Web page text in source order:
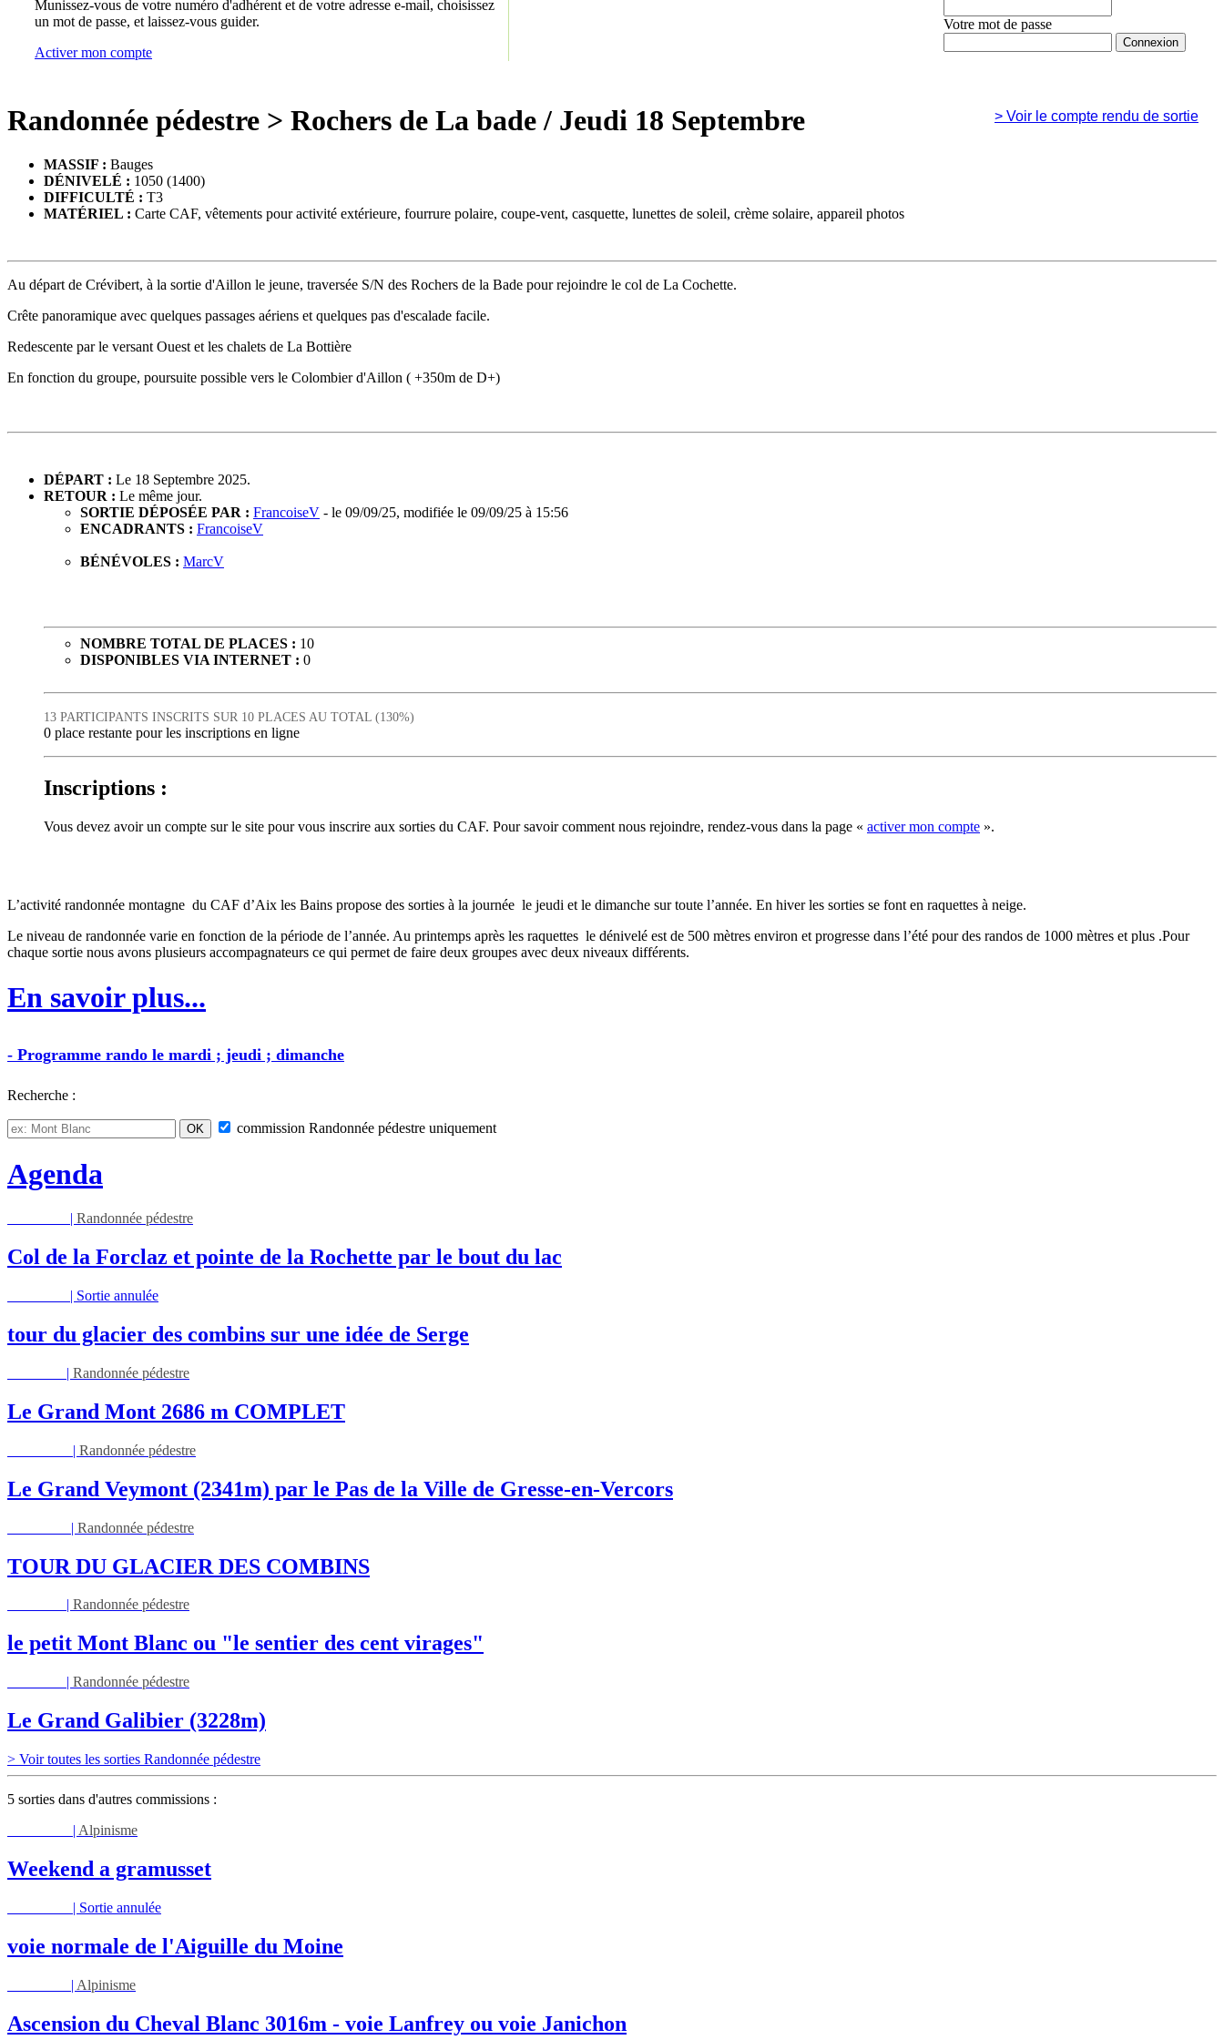
Munissez-vous de votre numéro d'adhérent et de votre adresse e-mail, choisissez
un mot de passe, et laissez-vous guider.
Activer mon compte
Votre mot de passe
> Voir le compte rendu de sortie
Randonnée pédestre > Rochers de La bade / Jeudi 18 Septembre
MASSIF : Bauges
DÉNIVELÉ : 1050 (1400)
DIFFICULTÉ : T3
MATÉRIEL : Carte CAF, vêtements pour activité extérieure, fourrure polaire, coupe-vent, casquette, lunettes de soleil, crème solaire, appareil photos
Au départ de Crévibert, à la sortie d'Aillon le jeune, traversée S/N des Rochers de la Bade pour rejoindre le col de La Cochette.
Crête panoramique avec quelques passages aériens et quelques pas d'escalade facile.
Redescente par le versant Ouest et les chalets de La Bottière
En fonction du groupe, poursuite possible vers le Colombier d'Aillon ( +350m de D+)
DÉPART : Le 18 Septembre 2025.
RETOUR : Le même jour.
SORTIE DÉPOSÉE PAR : FrancoiseV - le 09/09/25, modifiée le 09/09/25 à 15:56
ENCADRANTS : FrancoiseV
BÉNÉVOLES : MarcV
NOMBRE TOTAL DE PLACES : 10
DISPONIBLES VIA INTERNET : 0
13 PARTICIPANTS INSCRITS SUR 10 PLACES AU TOTAL (130%)
0 place restante pour les inscriptions en ligne
Inscriptions :
Vous devez avoir un compte sur le site pour vous inscrire aux sorties du CAF. Pour savoir comment nous rejoindre, rendez-vous dans la page « activer mon compte ».
L’activité randonnée montagne du CAF d’Aix les Bains propose des sorties à la journée le jeudi et le dimanche sur toute l’année. En hiver les sorties se font en raquettes à neige.
Le niveau de randonnée varie en fonction de la période de l’année. Au printemps après les raquettes le dénivelé est de 500 mètres environ et progresse dans l’été pour des randos de 1000 mètres et plus .Pour
chaque sortie nous avons plusieurs accompagnateurs ce qui permet de faire deux groupes avec deux niveaux différents.
En savoir plus...
- Programme rando le mardi ; jeudi ; dimanche
Recherche :
commission Randonnée pédestre uniquement
Agenda
| Randonnée pédestre
Col de la Forclaz et pointe de la Rochette par le bout du lac
| Sortie annulée
tour du glacier des combins sur une idée de Serge
| Randonnée pédestre
Le Grand Mont 2686 m COMPLET
| Randonnée pédestre
Le Grand Veymont (2341m) par le Pas de la Ville de Gresse-en-Vercors
| Randonnée pédestre
TOUR DU GLACIER DES COMBINS
Randonnée pédestre
le petit Mont Blanc ou "le sentier des cent virages"
| Randonnée pédestre
Le Grand Galibier (3228m)
> Voir toutes les sorties Randonnée pédestre
5 sorties dans d'autres commissions :
| Alpinisme
Weekend a gramusset
| Sortie annulée
voie normale de l'Aiguille du Moine
| Alpinisme
Ascension du Cheval Blanc 3016m - voie Lanfrey ou voie Janichon